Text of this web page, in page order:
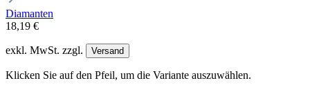
Diamanten
18,19 €
exkl. MwSt. zzgl. Versand
Klicken Sie auf den Pfeil, um die Variante auszuwählen.